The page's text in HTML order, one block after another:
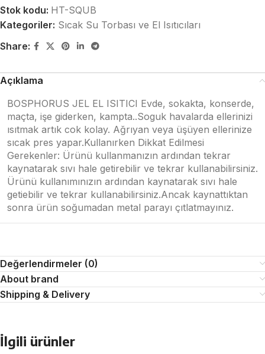
Stok kodu: HT-SQUB
Kategoriler: Sıcak Su Torbası ve El Isıtıcıları
Share:
Açıklama
BOSPHORUS JEL EL ISITICI Evde, sokakta, konserde,
maçta, işe giderken, kampta..Soguk havalarda ellerinizi
ısıtmak artık cok kolay. Ağrıyan veya üşüyen ellerinize
sıcak pres yapar.Kullanırken Dikkat Edilmesi
Gerekenler: Ürünü kullanmanızın ardından tekrar
kaynatarak sıvı hale getirebilir ve tekrar kullanabilirsiniz.
Ürünü kullanımınızın ardından kaynatarak sıvı hale
getiebilir ve tekrar kullanabilirsiniz.Ancak kaynattıktan
sonra ürün soğumadan metal parayı çıtlatmayınız.
Değerlendirmeler (0)
About brand
Shipping & Delivery
İlgili ürünler